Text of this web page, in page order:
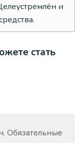
и
стать
Обязательные